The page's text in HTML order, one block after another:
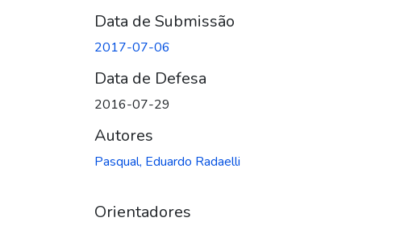
Data de Submissão
2017-07-06
Data de Defesa
2016-07-29
Autores
Pasqual, Eduardo Radaelli
Orientadores